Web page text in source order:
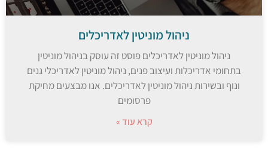
ניהול מוניטין לאדריכלים
ניהול מוניטין לאדריכלים פוסט זה עוסק בניהול מוניטין
בתחומי אדריכלות ועיצוב פנים, ניהול מוניטין לאדריכלי גנים
ונוף ובשירות ניהול מוניטין לאדריכלים. אנו מבצעים מחיקת
פרסומים
קרא עוד »